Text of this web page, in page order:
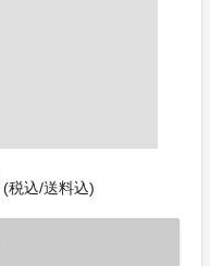
(税込/送料込)